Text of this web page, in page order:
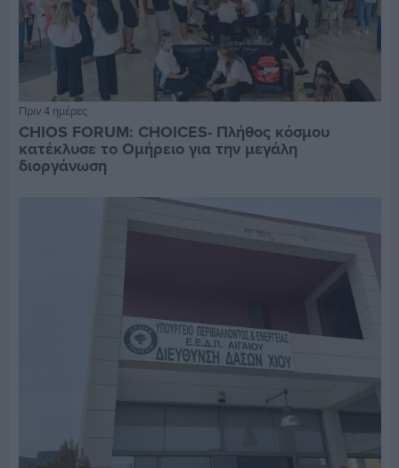
Πριν 4 ημέρες
CHIOS FORUM: CHOICES- Πλήθος κόσμου
κατέκλυσε το Ομήρειο για την μεγάλη
διοργάνωση